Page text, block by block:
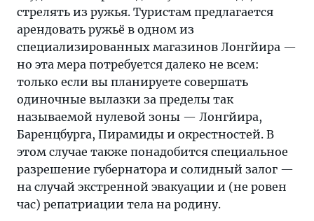
стрелять из ружья. Туристам предлагается
арендовать ружьё в одном из
специализированных магазинов Лонгйира —
но эта мера потребуется далеко не всем:
только если вы планируете совершать
одиночные вылазки за пределы так
называемой нулевой зоны — Лонгйира,
Баренцбурга, Пирамиды и окрестностей. В
этом случае также понадобится специальное
разрешение губернатора и солидный залог —
на случай экстренной эвакуации и (не ровен
час) репатриации тела на родину.